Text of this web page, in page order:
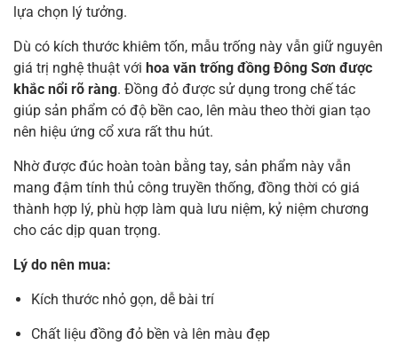
lựa chọn lý tưởng.
Dù có kích thước khiêm tốn, mẫu trống này vẫn giữ nguyên
giá trị nghệ thuật với hoa văn trống đồng Đông Sơn được
khắc nổi rõ ràng. Đồng đỏ được sử dụng trong chế tác
giúp sản phẩm có độ bền cao, lên màu theo thời gian tạo
nên hiệu ứng cổ xưa rất thu hút.
Nhờ được đúc hoàn toàn bằng tay, sản phẩm này vẫn
mang đậm tính thủ công truyền thống, đồng thời có giá
thành hợp lý, phù hợp làm quà lưu niệm, kỷ niệm chương
cho các dịp quan trọng.
Lý do nên mua:
Kích thước nhỏ gọn, dễ bài trí
Chất liệu đồng đỏ bền và lên màu đẹp